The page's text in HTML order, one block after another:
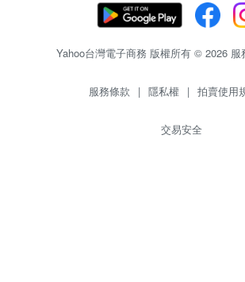
Yahoo台灣電子商務 版權所有 © 2026 服
服務條款 | 隱私權 | 拍賣使用
交易安全